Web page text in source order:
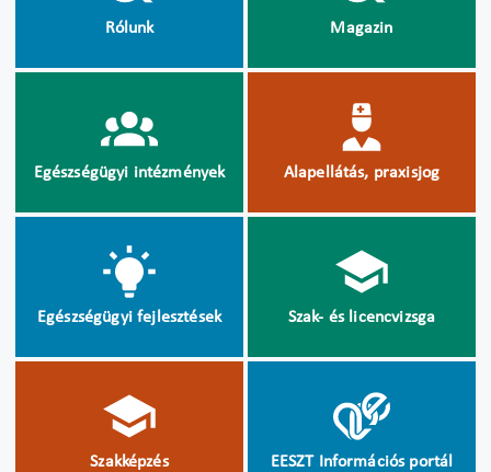
Rólunk Magazin
Egészségügyi intézmények Alapellátás, praxisjog
Egészségügyi fejlesztések Szak- és licencvizsga
Szakképzés EESZT Információs portál